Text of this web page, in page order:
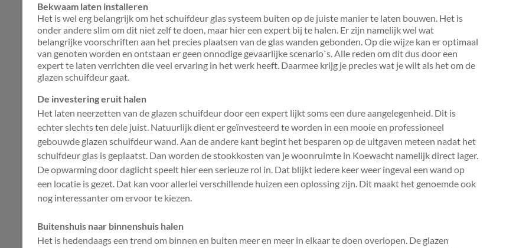
Bekwaam laten installeren
Het is wel erg belangrijk om het schuifdeur glas systeem buiten op de juiste manier te laten bouwen. Het is
onder andere slim om dit niet zelf te doen, maar hier een expert bij te halen. Er zijn namelijk wel wat
belangrijke voorschriften aan het precies plaatsen van de glas wanden gebonden. Op die wijze kan er optimaal
van genoten worden en ontstaan er geen onnodige gevaarlijke scenario`s. Alle reden om dit dus door een
expert te laten verrichten die veel ervaring in het werk heeft. Daarmee krijg je precies wat je wilt als het om de
glazen schuifdeur gaat.
De investering eruit halen
Het laten neerzetten van de glazen schuifdeur door een expert lijkt soms een dure aangelegenheid. Dit is
echter slechts ten dele juist. Natuurlijk dient er geïnvesteerd te worden in een mooie en professioneel
gebouwde glazen schuifdeur wand. Aan de andere kant begint het besparen op de uitgaven meteen nadat het
schuifdeur glas is geplaatst. Dan worden de stookkosten van je woonruimte in Koewacht namelijk direct lager.
De opwarming door daglicht speelt hier een serieuze rol in. Dat blijkt iedere keer weer ingeval een wand op
een locatie is gezet. Dat kan voor allerlei verschillende huizen een oplossing zijn. Dit maakt het genoemde ook
nog interessanter om ervoor te kiezen.
Buitenshuis naar binnenshuis halen
Het is hedendaags een trend om binnen en buiten meer en meer in elkaar te doen overlopen. De glazen